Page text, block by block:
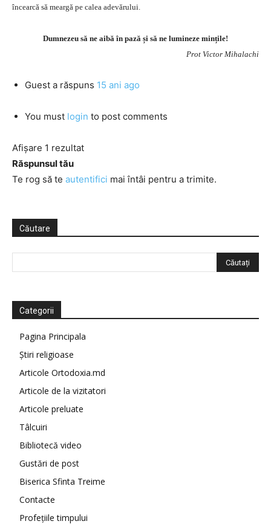
încearcă să meargă pe calea adevărului.
Dumnezeu să ne aibă în pază și să ne lumineze mințile!
Prot Victor Mihalachi
Guest a răspuns 15 ani ago
You must login to post comments
Afișare 1 rezultat
Răspunsul tău
Te rog să te autentifici mai întâi pentru a trimite.
Căutare
Categorii
Pagina Principala
Știri religioase
Articole Ortodoxia.md
Articole de la vizitatori
Articole preluate
Tâlcuiri
Bibliotecă video
Gustări de post
Biserica Sfinta Treime
Contacte
Profețiile timpului